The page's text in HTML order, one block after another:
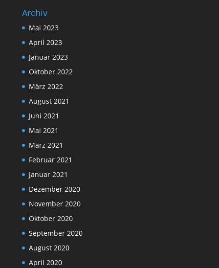
Archiv
Mai 2023
April 2023
Januar 2023
Oktober 2022
März 2022
August 2021
Juni 2021
Mai 2021
März 2021
Februar 2021
Januar 2021
Dezember 2020
November 2020
Oktober 2020
September 2020
August 2020
April 2020